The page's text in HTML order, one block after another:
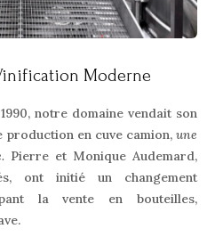
Moderne
notre domaine vendait son
en cuve camion, une
Pierre et Monique Audemard,
ont initié un changement
la vente en bouteilles,